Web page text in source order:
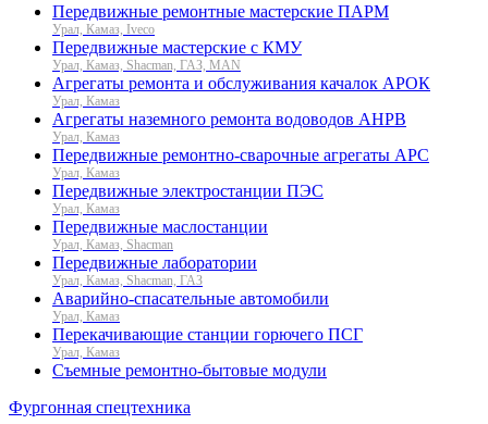
Передвижные ремонтные мастерские ПАРМ
Урал, Камаз, Iveco
Передвижные мастерские с КМУ
Урал, Камаз, Shacman, ГАЗ, MAN
Агрегаты ремонта и обслуживания качалок АРОК
Урал, Камаз
Агрегаты наземного ремонта водоводов АНРВ
Урал, Камаз
Передвижные ремонтно-сварочные агрегаты АРС
Урал, Камаз
Передвижные электростанции ПЭС
Урал, Камаз
Передвижные маслостанции
Урал, Камаз, Shacman
Передвижные лаборатории
Урал, Камаз, Shacman, ГАЗ
Аварийно-спасательные автомобили
Урал, Камаз
Перекачивающие станции горючего ПСГ
Урал, Камаз
Съемные ремонтно-бытовые модули
Фургонная спецтехника